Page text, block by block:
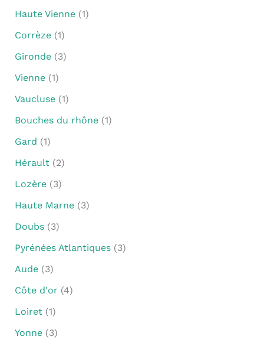
Haute Vienne(1)
Corrèze(1)
Gironde(3)
Vienne(1)
Vaucluse(1)
Bouches du rhône(1)
Gard (1)
Hérault(2)
Lozère(3)
Haute Marne(3)
Doubs(3)
Pyrénées Atlantiques(3)
Aude(3)
Côte d'or (4)
Loiret(1)
Yonne(3)